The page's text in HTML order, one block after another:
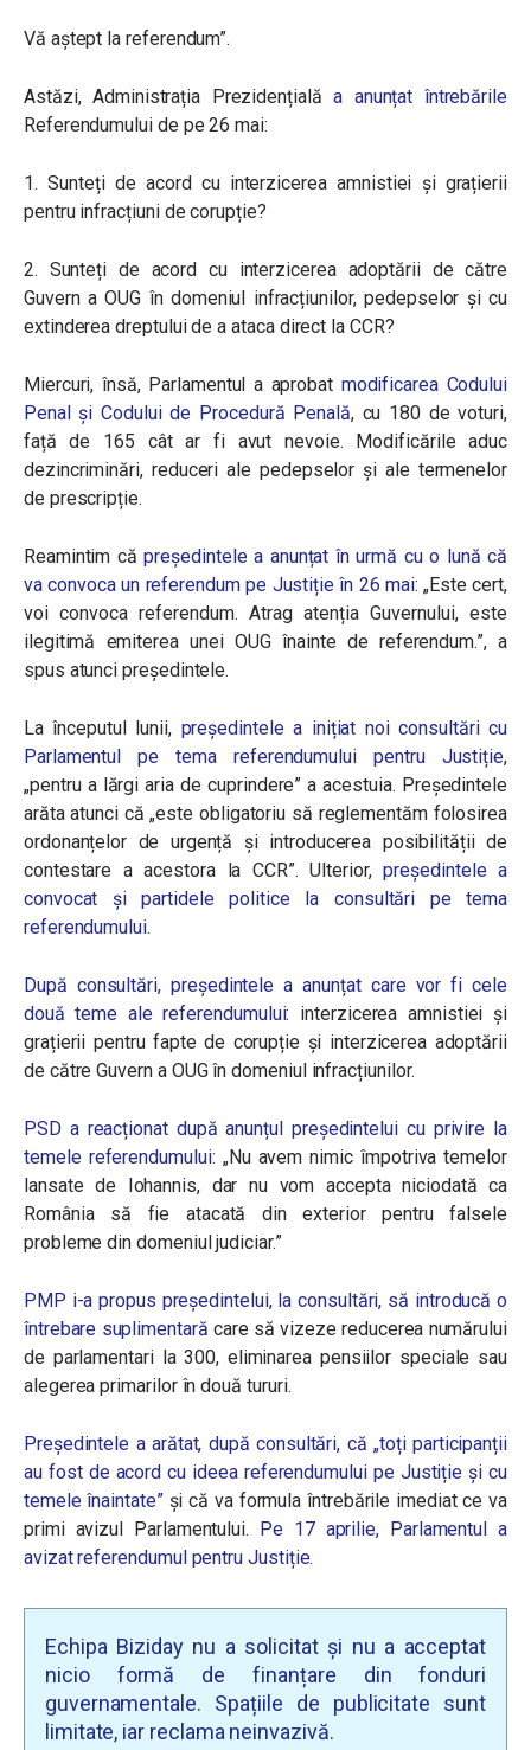
Vă aștept la referendum”.
Astăzi,Administrația Prezidențială a anunțat întrebările
Referendumului de pe 26 mai:
1. Sunteți de acord cu interzicerea amnistiei și grațierii
pentru infracțiuni de corupție?
2. Sunteți de acord cu interzicerea adoptării de către
Guvern a OUG în domeniul infracțiunilor, pedepselor și cu
extinderea dreptului de a ataca direct la CCR?
Miercuri, însă, Parlamentul a aprobat modificarea Codului
Penal și Codului de Procedură Penală, cu 180 de voturi,
față de 165 cât ar fi avut nevoie. Modificările aduc
dezincriminări, reduceri ale pedepselor și ale termenelor
de prescripție.
Reamintim că președintele a anunțat în urmă cu o lună că
va convoca un referendum pe Justiție în 26 mai: „Este cert,
voi convoca referendum. Atrag atenția Guvernului, este
ilegitimă emiterea unei OUG înainte de referendum.”, a
spus atunci președintele.
La începutul lunii, președintele a inițiat noi consultări cu
Parlamentul pe tema referendumului pentru Justiție,
„pentru a lărgi aria de cuprindere” a acestuia. Președintele
arăta atunci că „este obligatoriu să reglementăm folosirea
ordonanțelor de urgență și introducerea posibilității de
contestare a acestora la CCR”. Ulterior, președintele a
convocat și partidele politice la consultări pe tema
referendumului.
După consultări, președintele a anunțat care vor fi cele
două teme ale referendumului: interzicerea amnistiei și
grațierii pentru fapte de corupție și interzicerea adoptării
de către Guvern a OUG în domeniul infracțiunilor.
PSD a reacționat după anunțul președintelui cu privire la
temele referendumului: „Nu avem nimic împotriva temelor
lansate de Iohannis, dar nu vom accepta niciodată ca
România să fie atacată din exterior pentru falsele
probleme din domeniul judiciar.”
PMP i-a propus președintelui, la consultări, să introducă o
întrebare suplimentară care să vizeze reducerea numărului
de parlamentari la 300, eliminarea pensiilor speciale sau
alegerea primarilor în două tururi.
Președintele a arătat, după consultări, că „toți participanții
au fost de acord cu ideea referendumului pe Justiție și cu
temele înaintate” și că va formula întrebările imediat ce va
primi avizul Parlamentului. Pe 17 aprilie, Parlamentul a
avizat referendumul pentru Justiție.
Echipa Biziday nu a solicitat și nu a acceptat
nicio formă de finanțare din fonduri
guvernamentale. Spațiile de publicitate sunt
limitate, iar reclama neinvazivă.